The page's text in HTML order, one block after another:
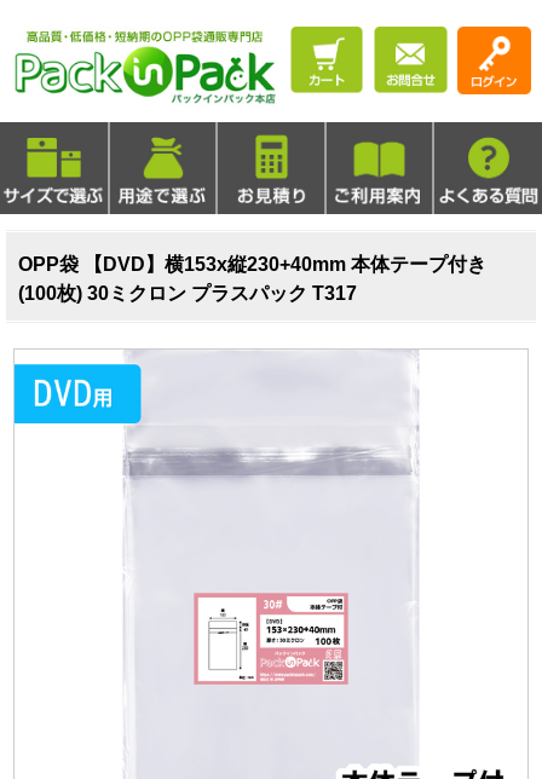
OPP袋 【DVD】横153x縦230+40mm 本体テープ付き
(100枚) 30ミクロン プラスパック T317